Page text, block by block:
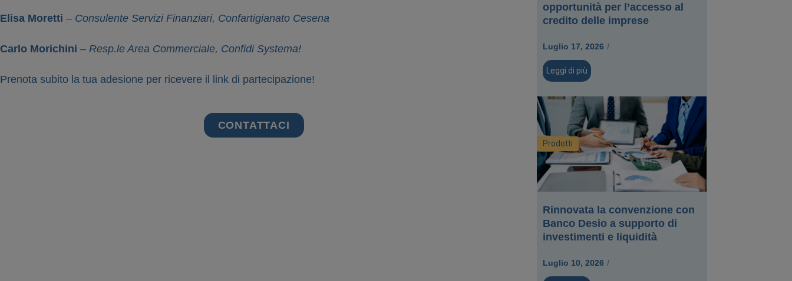
Elisa Moretti – Consulente Servizi Finanziari, Confartigianato Cesena
Carlo Morichini – Resp.le Area Commerciale, Confidi Systema!
Prenota subito la tua adesione per ricevere il link di partecipazione!
CONTATTACI
opportunità per l’accesso al
credito delle imprese
Luglio 17, 2026 /
Leggi di più
Prodotti
Rinnovata la convenzione con
Banco Desio a supporto di
investimenti e liquidità
Luglio 10, 2026 /